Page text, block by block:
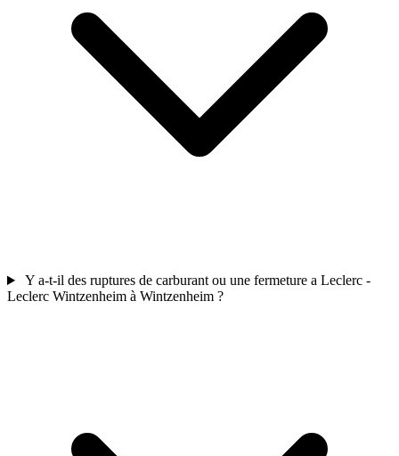
Y a-t-il des ruptures de carburant ou une fermeture a Leclerc -
Leclerc Wintzenheim à Wintzenheim ?